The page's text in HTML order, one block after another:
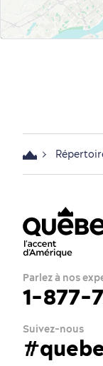
Parlez à nos
1-877-
Suivez-nous